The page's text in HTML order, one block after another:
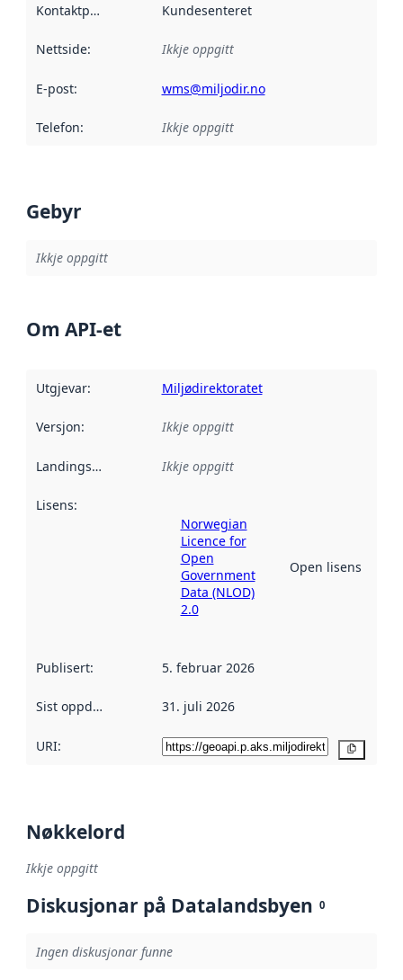
Kontaktpunkt Kundesenteret
Nettside: Ikkje oppgitt
E-post: wms@miljodir.no
Telefon: Ikkje oppgitt
Gebyr
Ikkje oppgitt
Om API-et
Utgjevar: Miljødirektoratet
Versjon: Ikkje oppgitt
Landingsside Ikkje oppgitt
Lisens:
Norwegian
Licence for
Open
Government
Data (NLOD)
2.0
Open lisens
Publisert: 5. februar 2026
Sist oppdatert 31. juli 2026
URI:
Nøkkelord
Ikkje oppgitt
Diskusjonar på Datalandsbyen 0
Ingen diskusjonar funne